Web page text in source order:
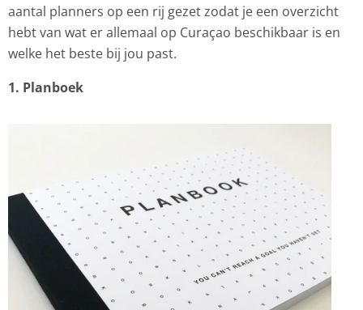
aantal planners op een rij gezet zodat je een overzicht
hebt van wat er allemaal op Curaçao beschikbaar is en
welke het beste bij jou past.
1. Planboek